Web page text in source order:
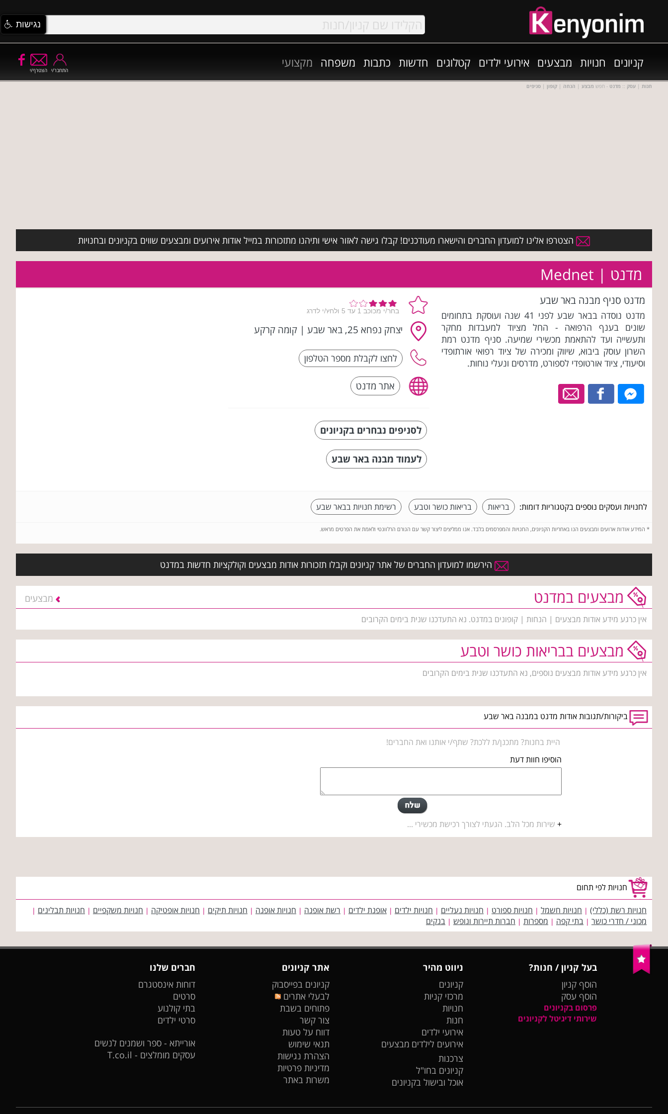
קניונים חנויות מבצעים אירועי ילדים קטלוגים חדשות כתבות משפחה מקצועי
הצטרף/י התחבר/י
חנות | עסק :: מדנט - חפש מבצע | הנחה | קופון | סניפים
הצטרפו אלינו למועדון החברים והישארו מעודכנים! קבלו גישה לאזור אישי ותיהנו מתזכורות במייל אודות אירועים ומבצעים שווים בקניונים ובחנויות
מדנט | Mednet
מדנט סניף מבנה באר שבע
מדנט נוסדה בבאר שבע לפני 41 שנה ועוסקת בתחומים
שונים בענף הרפואה - החל מציוד למעבדות מחקר
ותעשייה ועד להתאמת מכשירי שמיעה. סניף מדנט רמת
השרון עוסק ביבוא, שיווק ומכירה של ציוד רפואי אורתופדי
וסיעודי, ציוד אורטופדי לספורט, מדרסים ונעלי נוחות.
יצחק נפחא 25, באר שבע | קומה קרקע
אתר מדנט
לסניפים נבחרים בקניונים
לעמוד מבנה באר שבע
לחנויות ועסקים נוספים בקטגוריות דומות: בריאות בריאות כושר וטבע רשימת חנויות בבאר שבע
* המידע אודות ארועים ומבצעים הנו באחריות הקניונים, החנויות והמפרסמים בלבד. אנו ממליצים ליצור קשר עם הגורם הרלוונטי ולאמת את הפרטים מראש.
הירשמו למועדון החברים של אתר קניונים וקבלו תזכורות אודות מבצעים וקולקציות חדשות במדנט
מבצעים במדנט מבצעים
אין כרגע מידע אודות מבצעים | הנחות | קופונים במדנט. נא התעדכנו שנית בימים הקרובים
מבצעים בבריאות כושר וטבע
אין כרגע מידע אודות מבצעים נוספים, נא התעדכנו שנית בימים הקרובים
ביקורות/תגובות אודות מדנט במבנה באר שבע
היית בחנות? מתכנן/ת ללכת? שתף/י אותנו ואת החברים!
הוסיפו חוות דעת
+ שירות מכל הלב. הגעתי לצורך רכישת מכשירי ...
חנויות לפי תחום
חנויות רשת (כללי) | חנויות חשמל | חנויות ספורט | חנויות נעליים | חנויות ילדים | אופנת ילדים | רשת אופנה | חנויות אופנה | חנויות תיקים | חנויות אופטיקה | חנויות משקפיים | חנויות תבלינים |
מכוני / חדרי כושר | בתי קפה | מספרות | חברות תיירות ונופש | בנקים
בעל קניון / חנות?
הוסף קניון
הוסף עסק
פרסום בקניונים
שירותי דיגיטל לקניונים
ניווט מהיר
קניונים
מרכזי קניות
חנויות
חנות
אירועי ילדים
אירועים לילדים מבצעים
צרכנות
קניונים בחו"ל
אוכל ובישול בקניונים
אתר קניונים
קניונים בפייסבוק
לבעלי אתרים
פתוחים בשבת
צור קשר
דווח על טעות
תנאי שימוש
הצהרת נגישות
מדיניות פרטיות
משרות באתר
חברים שלנו
דוחות אינסטגרם
סרטים
בתי קולנוע
סרטי ילדים
אורייתא - ספר ושמנים לנשים
עסקים מומלצים - T.co.il
נגישות